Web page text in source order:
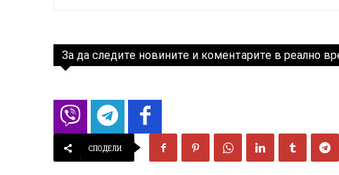
За да следите новините и коментарите в реално
СПОДЕЛИ